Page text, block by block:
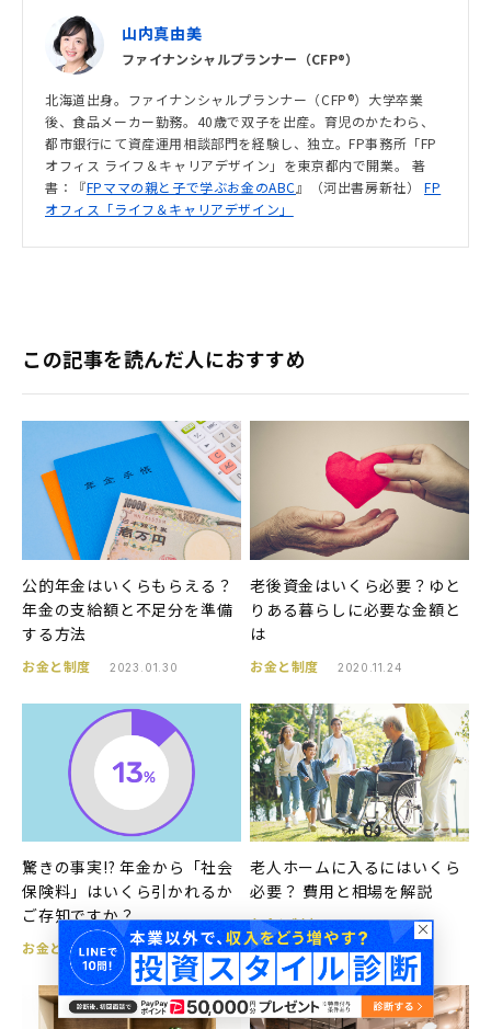
山内真由美
ファイナンシャルプランナー（CFP®）
北海道出身。ファイナンシャルプランナー（CFP®）大学卒業
後、食品メーカー勤務。40歳で双子を出産。育児のかたわら、
都市銀行にて資産運用相談部門を経験し、独立。FP事務所「FP
オフィス ライフ＆キャリアデザイン」を東京都内で開業。 著
書：『FPママの親と子で学ぶお金のABC』（河出書房新社）FP
オフィス「ライフ＆キャリアデザイン」
この記事を読んだ人におすすめ
公的年金はいくらもらえる？
年金の支給額と不足分を準備
する方法
お金と制度 2023.01.30
老後資金はいくら必要？ゆと
りある暮らしに必要な金額と
は
お金と制度 2020.11.24
驚きの事実!? 年金から「社会
保険料」はいくら引かれるか
ご存知ですか？
お金と制度 2025.01.15
老人ホームに入るにはいくら
必要？ 費用と相場を解説
お金と制度 2021.02.16